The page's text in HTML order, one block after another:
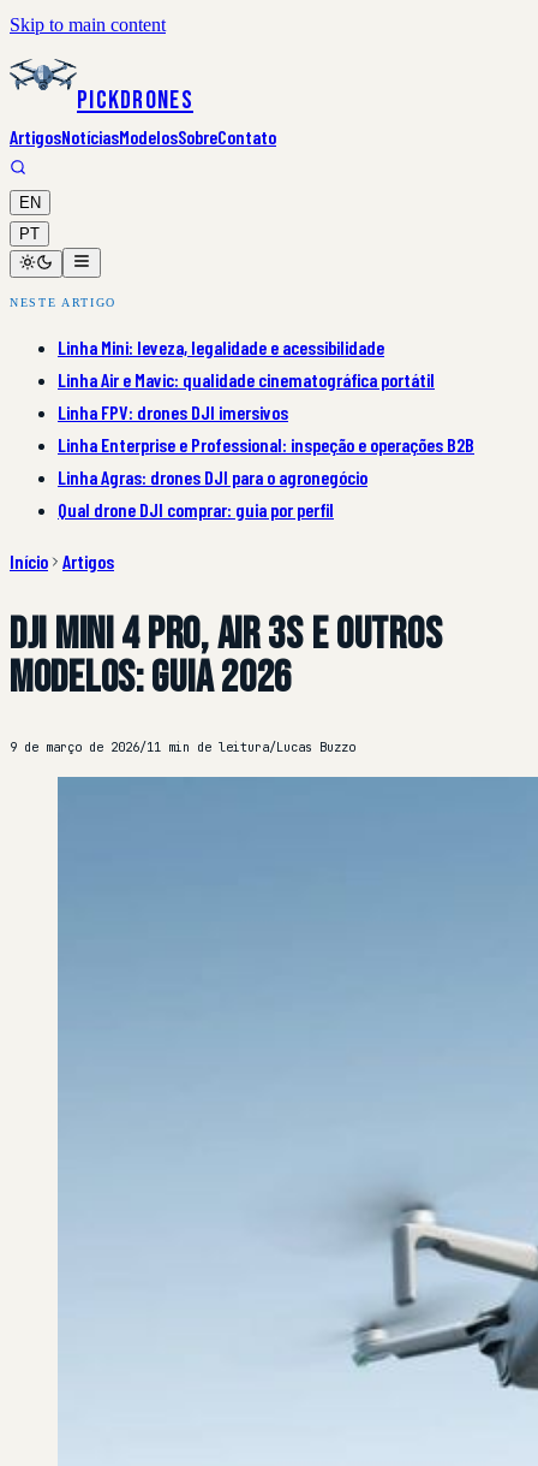
Skip to main content
PickDrones
ArtigosNotíciasModelosSobreContato
EN
PT
NESTE ARTIGO
Linha Mini: leveza, legalidade e acessibilidade
Linha Air e Mavic: qualidade cinematográfica portátil
Linha FPV: drones DJI imersivos
Linha Enterprise e Professional: inspeção e operações B2B
Linha Agras: drones DJI para o agronegócio
Qual drone DJI comprar: guia por perfil
Início Artigos
DJI Mini 4 Pro, Air 3S e outros
modelos: guia 2026
9 de março de 2026/11 min de leitura/Lucas Buzzo